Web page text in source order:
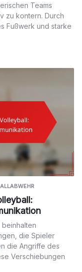
Teams
zu kontern. Durch
Fußwerk und starke
die Spieler
die Angriffe des
Verschiebungen